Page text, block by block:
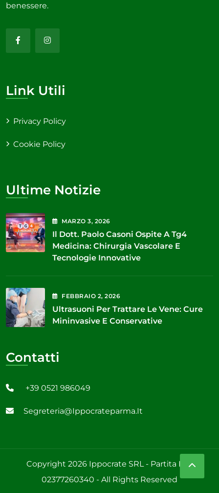
benessere.
Link Utili
Privacy Policy
Cookie Policy
Ultime Notizie
MARZO3, 2026
Il Dott. Paolo Casoni Ospite A Tg4
Medicina: Chirurgia Vascolare E
Tecnologie Innovative
FEBBRAIO 2, 2026
Ultrasuoni Per Trattare Le Vene: Cure
Mininvasive E Conservative
Contatti
+39 0521 986049
Segreteria@ippocrateparma.it
Copyright 2026 Ippocrate SRL - Partita IVA:
02377260340 - All Rights Reserved